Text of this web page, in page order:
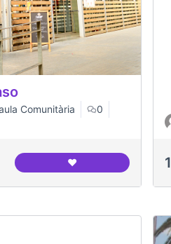
Comunitària
0
❤️Espai Jove Garcilaso
1